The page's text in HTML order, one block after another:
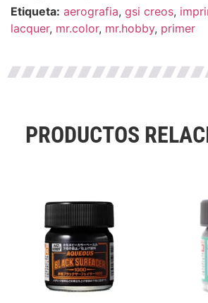
Etiqueta: aerografia, gsi creos,
lacquer, mr.color, mr.hobby, primer
PRODUCTOS